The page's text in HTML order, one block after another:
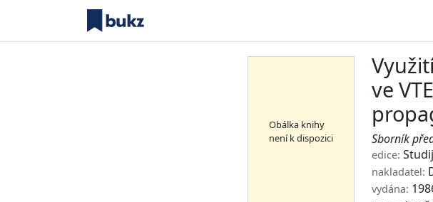
Obálka knihy
není k dispozici
ve
Sborník
edice:
nakladatel:
vydána: